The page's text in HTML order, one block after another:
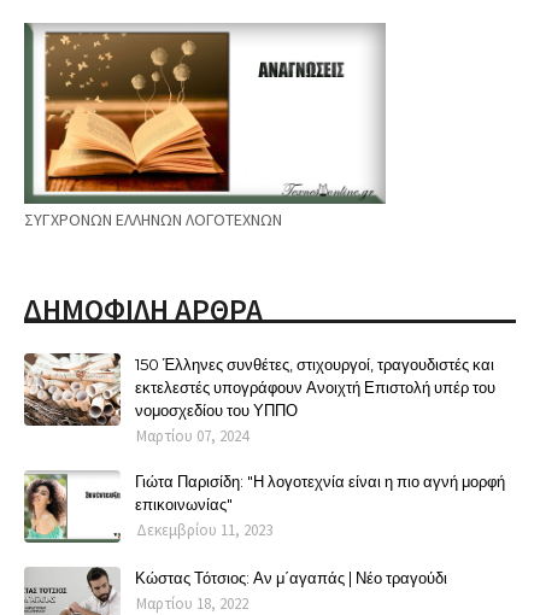
ΣΥΓΧΡΟΝΩΝ ΕΛΛΗΝΩΝ ΛΟΓΟΤΕΧΝΩΝ
ΔΗΜΟΦΙΛΗ ΑΡΘΡΑ
150 Έλληνες συνθέτες, στιχουργοί, τραγουδιστές και
εκτελεστές υπογράφουν Ανοιχτή Επιστολή υπέρ του
νομοσχεδίου του ΥΠΠΟ
Μαρτίου 07, 2024
Γιώτα Παρισίδη: "Η λογοτεχνία είναι η πιο αγνή μορφή
επικοινωνίας"
Δεκεμβρίου 11, 2023
Κώστας Τότσιος: Αν μ΄αγαπάς | Νέο τραγούδι
Μαρτίου 18, 2022